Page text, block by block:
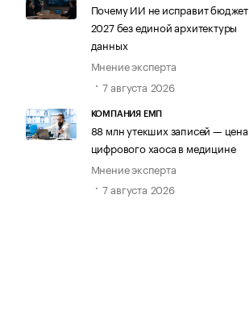
Почему ИИ не исправит бюджет
2027 без единой архитектуры
данных
Мнение эксперта
7 августа 2026
КОМПАНИЯ ЕМП
88 млн утекших записей — цена
цифрового хаоса в медицине
Мнение эксперта
7 августа 2026